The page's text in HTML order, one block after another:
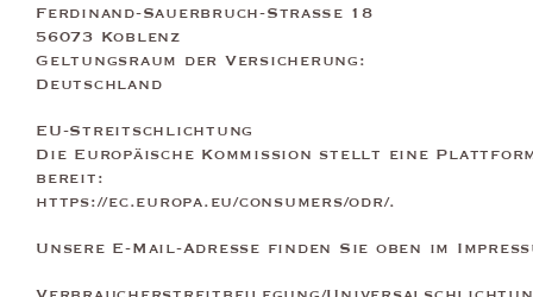
Ferdinand-Sauerbruch-Straße 18
56073 Koblenz
Geltungsraum der Versicherung:
Deutschland
EU-Streitschlichtung
Die Europäische Kommission stellt eine
bereit:
https://ec.europa.eu/consumers/odr/.
Unsere E-Mail-Adresse finden Sie oben im